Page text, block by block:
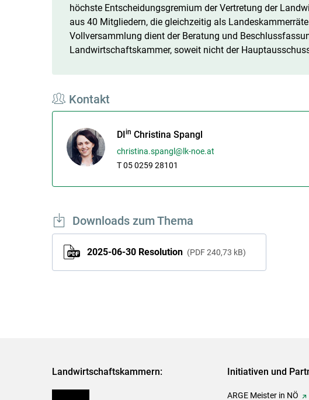
höchste Entscheidungsgremium der Vertretung der
aus 40 Mitgliedern, die gleichzeitig als
Vollversammlung dient der Beratung und
Landwirtschaftskammer, soweit nicht der
Kontakt
DIin Christina Spangl
christina.spangl@lk-noe.at
T 05 0259 28101
Downloads zum Thema
2025-06-30 Resolution PDF 240,73 kB
Landwirtschaftskammern: Initiativen und
ARGE Meister in NÖ